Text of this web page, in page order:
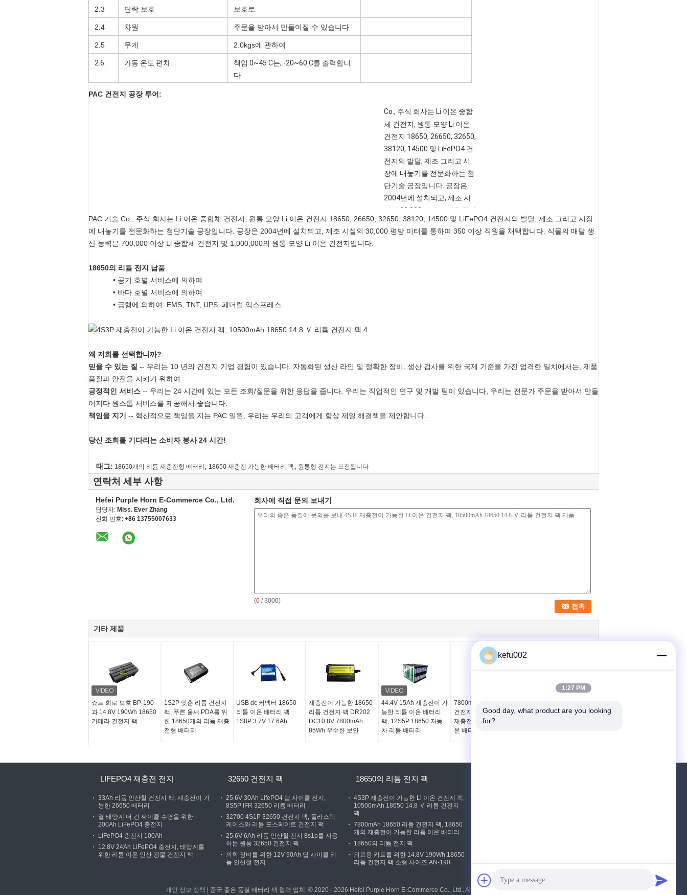
2.3 단락 보호 보호로
2.4 차원 주문을 받아서 만들어질 수 있습니다
2.5 무게 2.0kgs에 관하여
2.6 가동 온도 편차
책임 0~45 C는, -20~60 C를 출력합니
다
PAC 건전지 공장 투어:
PAC 기술 Co., 주식 회사는 Li 이온 중합
체 건전지, 원통 모양 Li 이온
건전지 18650, 26650, 32650,
38120, 14500 및 LiFePO4 건
전지의 발달, 제조 그리고 시
장에 내놓기를 전문화하는 첨
단기술 공장입니다. 공장은
2004년에 설치되고, 제조 시
설의 30,000 평방 미터를 통하
여 350 이상 직원을 채택합니
다. 식물의 매달 생산 능력은
PAC 기술 Co., 주식 회사는 Li 이온 중합체 건전지, 원통 모양 Li 이온 건전지 18650, 26650, 32650, 38120, 14500 및 LiFePO4 건전지의 발달, 제조 그리고 시장
에 내놓기를 전문화하는 첨단기술 공장입니다. 공장은 2004년에 설치되고, 제조 시설의 30,000 평방 미터를 통하여 350 이상 직원을 채택합니다. 식물의 매달 생
산 능력은 700,000 이상 Li 중합체 건전지 및 1,000,000의 원통 모양 Li 이온 건전지입니다.
18650의 리튬 전지 납품
• 공기 호별 서비스에 의하여
• 바다 호별 서비스에 의하여
• 급행에 의하여: EMS, TNT, UPS, 페더럴 익스프레스
왜 저희를 선택합니까?
믿을 수 있는 질 -- 우리는 10 년의 건전지 기업 경험이 있습니다. 자동화된 생산 라인 및 정확한 장비. 생산 검사를 위한 국제 기준을 가진 엄격한 일치에서는, 제품
품질과 안전을 지키기 위하여.
긍정적인 서비스 -- 우리는 24 시간에 있는 모든 조회/질문을 위한 응답을 줍니다. 우리는 직업적인 연구 및 개발 팀이 있습니다, 우리는 전문가 주문을 받아서 만들
어지다 원스톱 서비스를 제공해서 좋습니다.
책임을 지기
-- 혁신적으로 책임을 지는 PAC 일원, 우리는 우리의 고객에게 항상 제일 해결책을 제안합니다.
당신 조회를 기다리는 소비자 봉사 24 시간!
태그: 18650개의 리듐 재충전형 배터리 , 18650 재충전 가능한 배터리 팩, 원통형 전지는 포장됩니다
연락처 세부 사항
Hefei Purple Horn E-Commerce Co., Ltd.
담당자: Miss. Ever Zhang
전화 번호: +86 13755007633
회사에 직접 문의 보내기
(0 / 3000)
기타 제품
쇼트 회로 보호 BP-190
과 14.8V 190Wh 18650
카메라 건전지 팩
1S2P 맞춘 리튬 건전지
팩, 푸른 울새 PDA를 위
한 18650개의 리듐 재충
전형 배터리
USB dc 커넥터 18650
리튬 이온 배터리 팩
1S8P 3.7V 17.6Ah
재충전이 가능한 18650
리튬 건전지 팩 DR202
DC10.8V 7800mAh
85Wh 우수한 보안
44.4V 15Ah 재충전이 가
능한 리튬 이온 배터리
팩, 12S5P 18650 자동
차 리튬 배터리
7800mAh 18650 리튬
건전지 팩, 18650개의
재충전이 가능한 리튬 이
온 배터리
리튬 배터리는 전류 보호
LIFEPO4 재충전 전지
33Ah 리듐 인산철 건전지 팩, 재충전이 가
능한 26650 배터리
열 태양계 더 긴 싸이클 수명을 위한
200Ah LiFePO4 충전지
LiFePO4 충전지 100Ah
12.8V 24Ah LiFePO4 충전지, 태양계를
위한 리튬 이온 인산 광물 건전지 팩
32650 건전지 팩
25.6V 30Ah LifePO4 딥 사이클 전지,
8S5P IFR 32650 리튬 배터리
32700 4S1P 32650 건전지 팩, 플라스틱
케이스와 리듐 포스페이트 건전지 팩
25.6V 6Ah 리듐 인산철 전지 8s1p를 사용
하는 원통 32650 건전지 팩
의학 장비를 위한 12V 90Ah 딥 사이클 리
듐 인산철 전지
18650의 리튬 전지 팩
4S3P 재충전이 가능한 Li 이온 건전지 팩,
10500mAh 18650 14.8 Ｖ 리튬 건전지
팩
7800mAh 18650 리튬 건전지 팩, 18650
개의 재충전이 가능한 리튬 이온 배터리
18650의 리튬 전지 팩
의료용 카트를 위한 14.8V 190Wh 18650
리튬 건전지 팩 소형 사이즈 AN-190
개인 정보 정책 | 중국 좋은 품질 배터리 팩 협력 업체. © 2020 - 2026 Hefei Purple Horn E-Commerce Co., Ltd.. All Rights Reserved.
kefu002
1:27 PM
Good day, what product are you looking
for?